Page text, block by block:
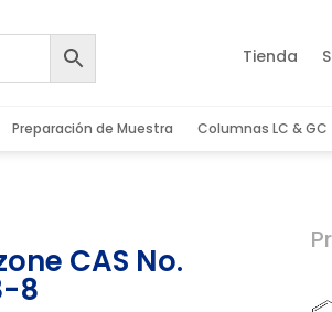
Tienda
Preparación de Muestra Columnas LC & GC
CAS No.
8